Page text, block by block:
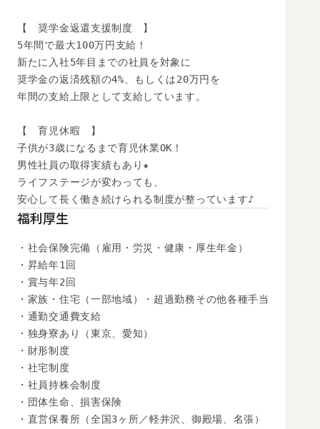
【　奨学金返還支援制度　】
5年間で最大100万円支給！
新たに入社5年目までの社員を対象に
奨学金の返済残額の4%、もしくは20万円を
年間の支給上限として支給しています。
【　育児休暇　】
子供が3歳になるまで育児休業OK！
男性社員の取得実績もあり★
ライフステージが変わっても、
安心して長く働き続けられる制度が整っています♪
福利厚生
・社会保険完備（雇用・労災・健康・厚生年金）
・昇給年1回
・賞与年2回
・家族・住宅（一部地域）・超過勤務その他各種手当
・通勤交通費支給
・独身寮あり（東京、愛知）
・財形制度
・社宅制度
・社員持株会制度
・団体生命、損害保険
・直営保養所（全国3ヶ所／軽井沢、御殿場、名張）